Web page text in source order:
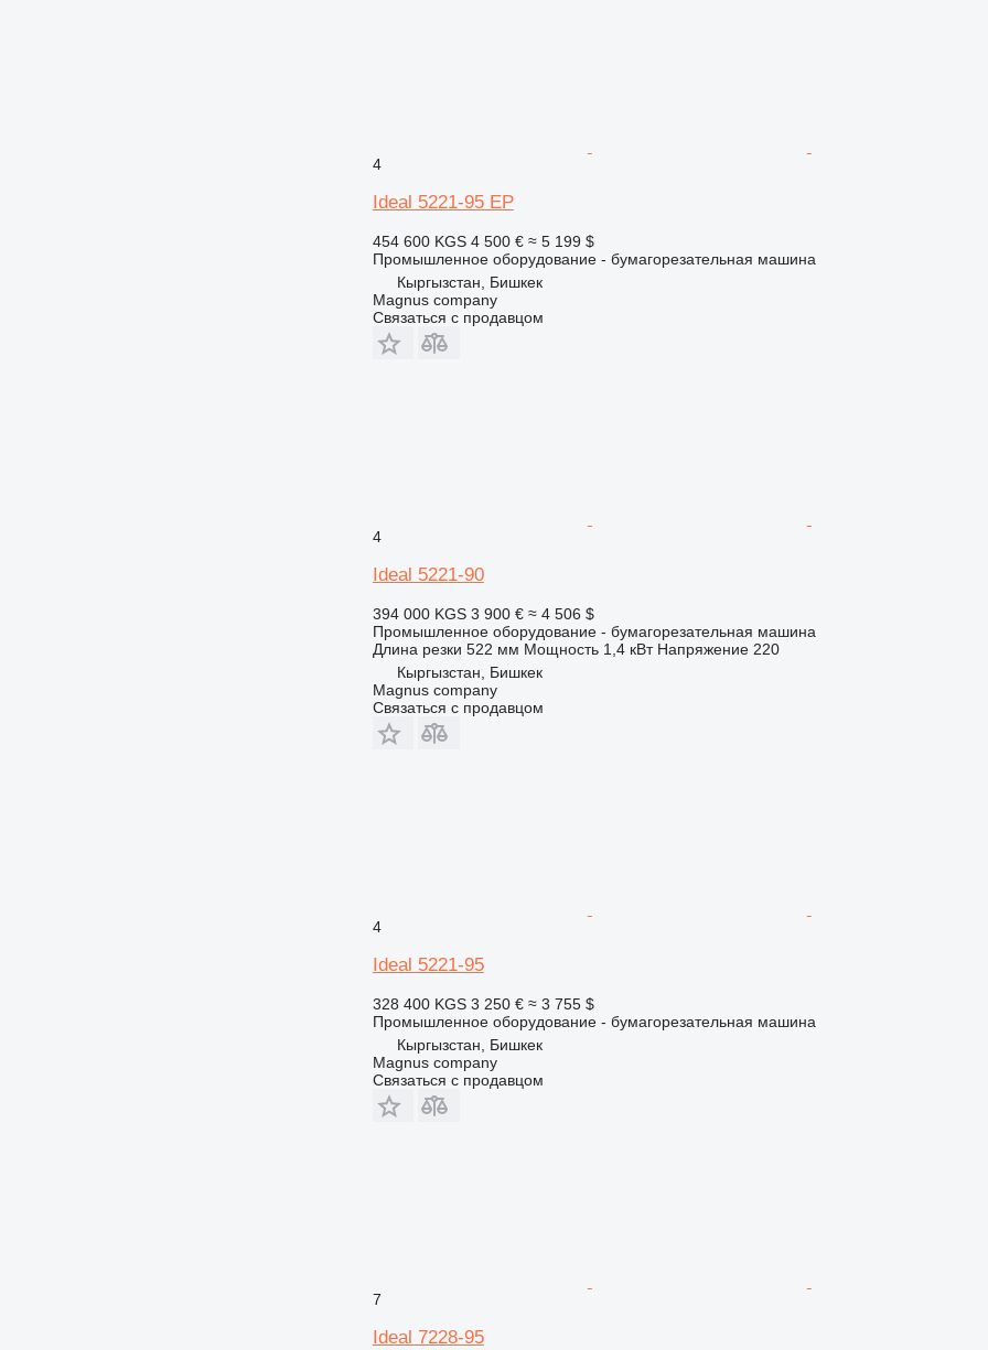
4
Ideal 5221-95 EP
454 600 KGS 4 500 € ≈ 5 199 $
Промышленное оборудование - бумагорезательная машина
Кыргызстан, Бишкек
Magnus company
Связаться с продавцом
4
Ideal 5221-90
394 000 KGS 3 900 € ≈ 4 506 $
Промышленное оборудование - бумагорезательная машина
Длина резки 522 мм Мощность 1,4 кВт Напряжение 220
Кыргызстан, Бишкек
Magnus company
Связаться с продавцом
4
Ideal 5221-95
328 400 KGS 3 250 € ≈ 3 755 $
Промышленное оборудование - бумагорезательная машина
Кыргызстан, Бишкек
Magnus company
Связаться с продавцом
7
Ideal 7228-95